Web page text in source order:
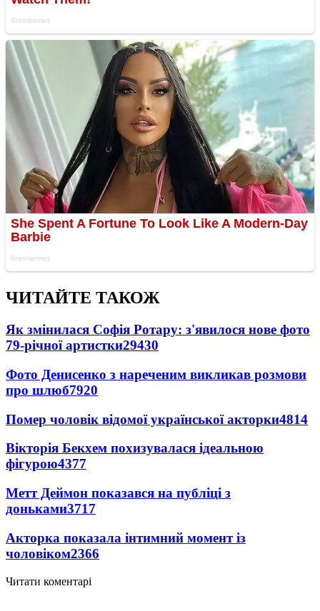
ЧИТАЙТЕ ТАКОЖ
Як змінилася Софія Ротару: з'явилося нове фото
79-річної артистки29430
Фото Денисенко з нареченим викликав розмови
про шлюб7920
Помер чоловік відомої української акторки4814
Вікторія Бекхем похизувалася ідеальною
фігурою4377
Метт Деймон показався на публіці з
доньками3717
Акторка показала інтимний момент із
чоловіком2366
Читати коментарі